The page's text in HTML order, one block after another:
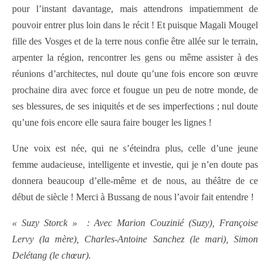
pour l’instant davantage, mais attendrons impatiemment de
pouvoir entrer plus loin dans le récit ! Et puisque Magali Mougel
fille des Vosges et de la terre nous confie être allée sur le terrain,
arpenter la région, rencontrer les gens ou même assister à des
réunions d’architectes, nul doute qu’une fois encore son œuvre
prochaine dira avec force et fougue un peu de notre monde, de
ses blessures, de ses iniquités et de ses imperfections ; nul doute
qu’une fois encore elle saura faire bouger les lignes !
Une voix est née, qui ne s’éteindra plus, celle d’une jeune
femme audacieuse, intelligente et investie, qui je n’en doute pas
donnera beaucoup d’elle-même et de nous, au théâtre de ce
début de siècle ! Merci à Bussang de nous l’avoir fait entendre !
« Suzy Storck » : Avec Marion Couzinié (Suzy), Françoise
Lervy (la mère), Charles-Antoine Sanchez (le mari), Simon
Delétang (le chœur).